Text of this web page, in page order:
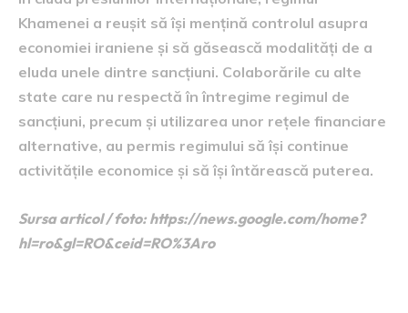
Khamenei a reușit să își mențină controlul asupra
economiei iraniene și să găsească modalități de a
eluda unele dintre sancțiuni. Colaborările cu alte
state care nu respectă în întregime regimul de
sancțiuni, precum și utilizarea unor rețele financiare
alternative, au permis regimului să își continue
activitățile economice și să își întărească puterea.
Sursa articol / foto: https://news.google.com/home?
hl=ro&gl=RO&ceid=RO%3Aro